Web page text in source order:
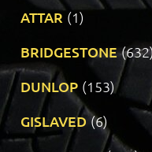
ATTAR (1)
BRIDGESTONE
DUNLOP (153)
GISLAVED (6)